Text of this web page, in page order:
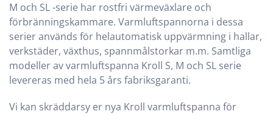
M och SL -serie har rostfri värmeväxlare och
förbränningskammare. Varmluftspannorna i dessa
serier används för helautomatisk uppvärmning i hallar,
verkstäder, växthus, spannmålstorkar m.m. Samtliga
modeller av varmluftspanna Kroll S, M och SL serie
levereras med hela 5 års fabriksgaranti.
Vi kan skräddarsy er nya Kroll varmluftspanna för